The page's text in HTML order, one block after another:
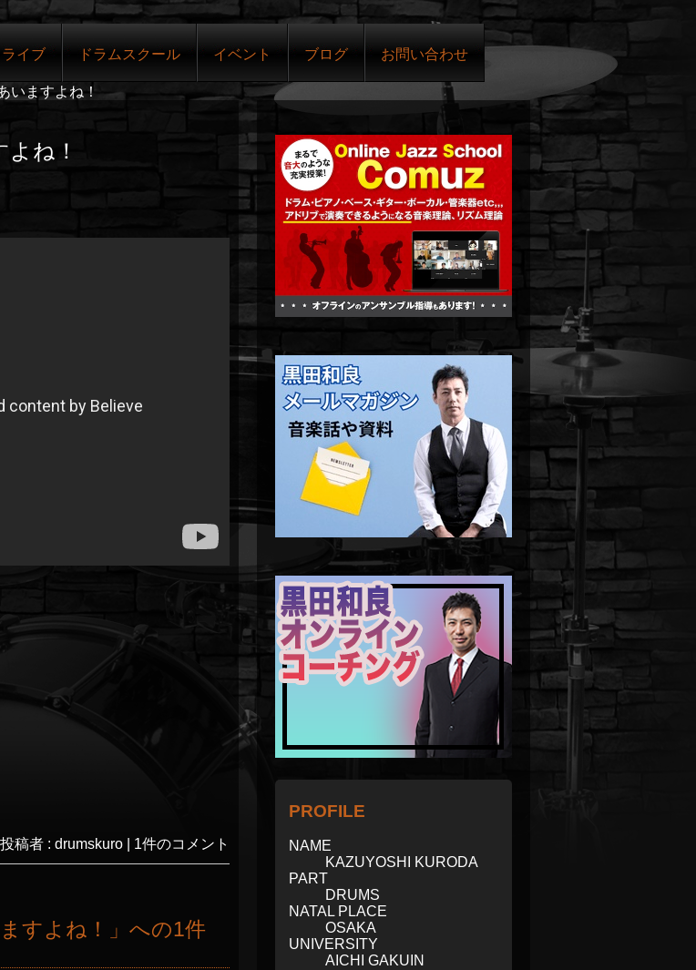
ライブ ドラムスクール イベント ブログ お問い合わせ
いますよね！
ね！
投稿者 : drumskuro
1件のコメント
すよね！
」への1件
PROFILE
NAME
KAZUYOSHI KURODA
PART
DRUMS
NATAL PLACE
OSAKA
UNIVERSITY
AICHI GAKUIN